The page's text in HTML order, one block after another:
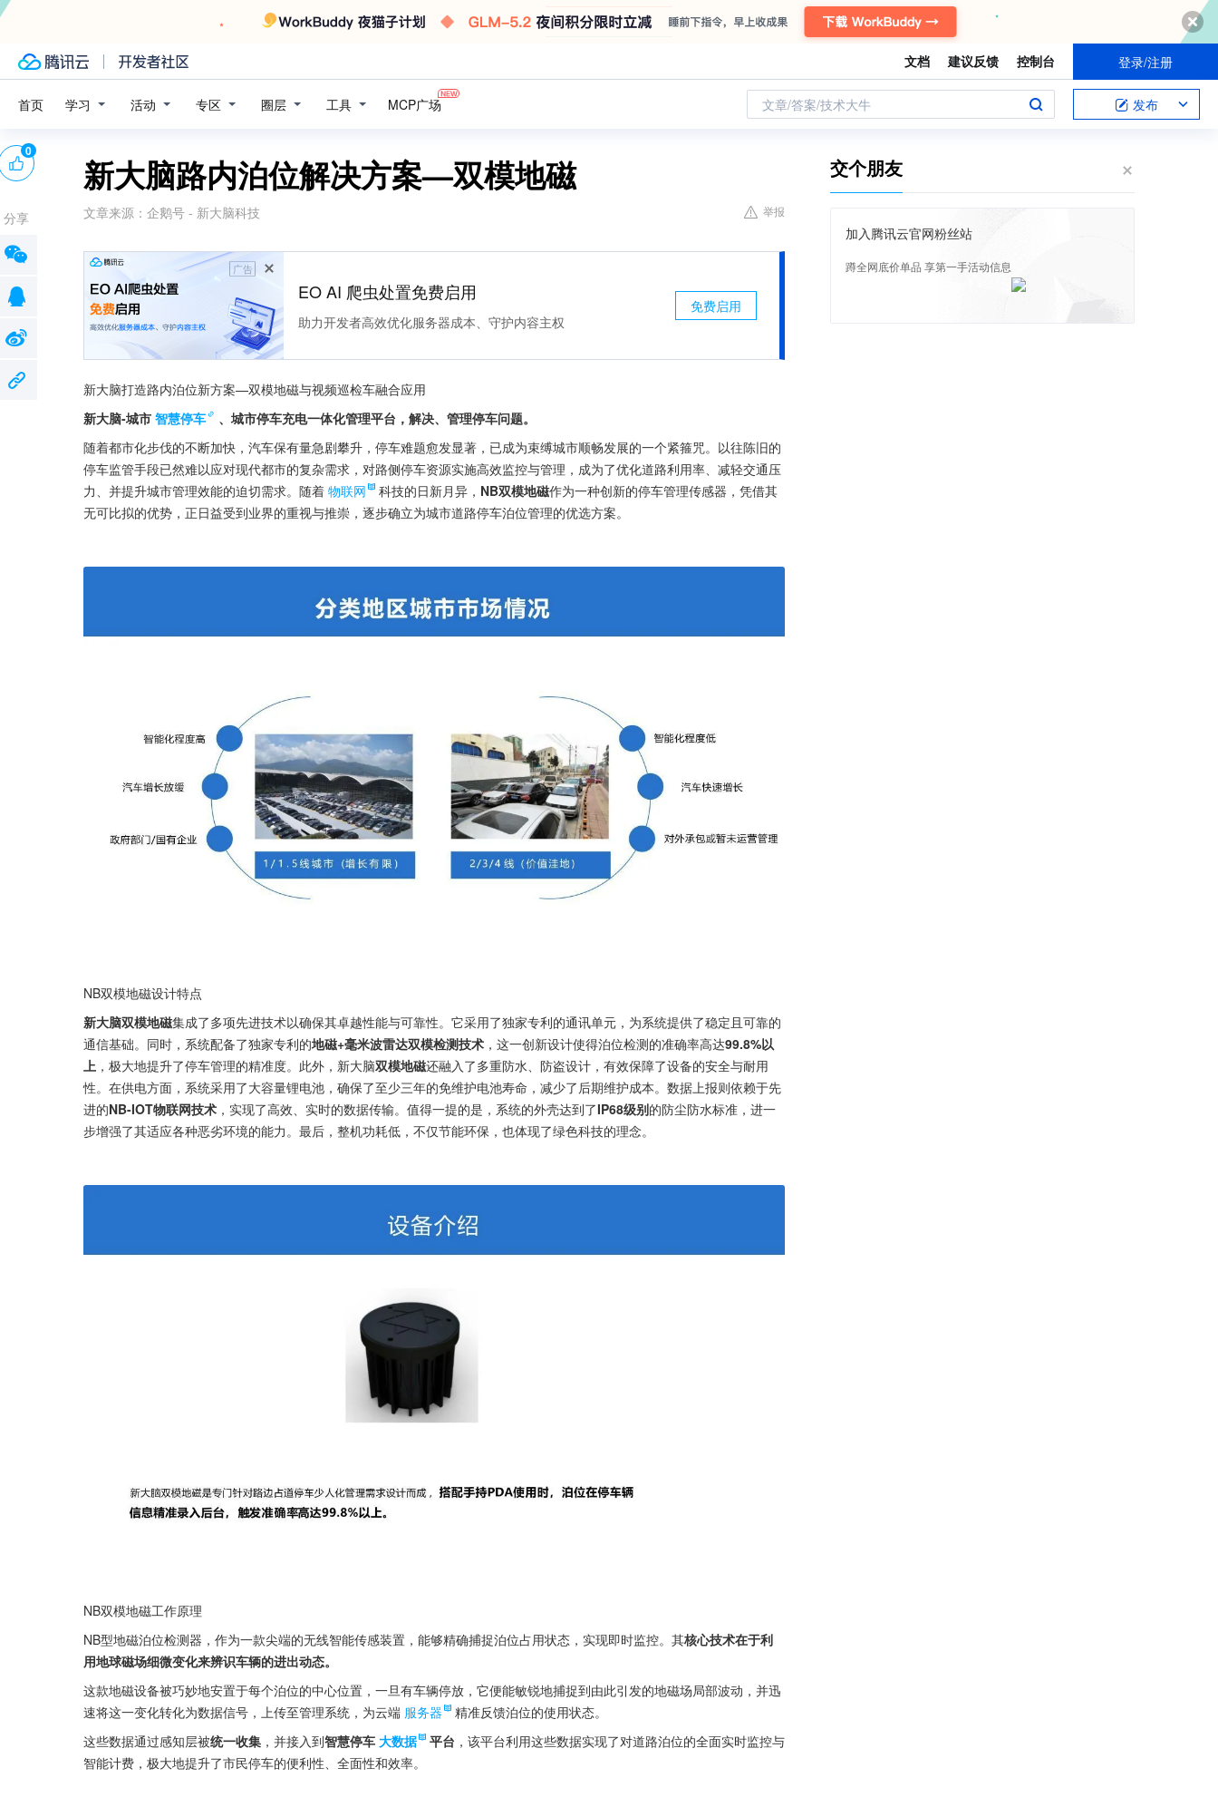
文档 建议反馈 控制台 登录/注册
首页 学习 活动 专区 圈层 工具 MCP广场 文章/答案/技术大牛 发布
新大脑路内泊位解决方案—双模地磁
文章来源： 企鹅号 - 新大脑科技 举报
广告
EO AI 爬虫处置免费启用
助力开发者高效优化服务器成本、守护内容主权
免费启用
新大脑打造路内泊位新方案—双模地磁与视频巡检车融合应用
新大脑-城市 智慧停车
、城市停车充电一体化管理平台，解决、管理停车问题。
随着都市化步伐的不断加快，汽车保有量急剧攀升，停车难题愈发显著，已成为束缚城市顺畅发展的一个紧箍咒。以往陈旧的
停车监管手段已然难以应对现代都市的复杂需求，对路侧停车资源实施高效监控与管理，成为了优化道路利用率、减轻交通压
力、并提升城市管理效能的迫切需求。随着 物联网 科技的日新月异， NB双模地磁作为一种创新的停车管理传感器，凭借其
无可比拟的优势，正日益受到业界的重视与推崇，逐步确立为城市道路停车泊位管理的优选方案。
NB双模地磁设计特点
新大脑双模地磁集成了多项先进技术以确保其卓越性能与可靠性。它采用了独家专利的通讯单元，为系统提供了稳定且可靠的
通信基础。同时，系统配备了独家专利的地磁+毫米波雷达双模检测技术 ，这一创新设计使得泊位检测的准确率高达99.8%以
上 ，极大地提升了停车管理的精准度。此外，新大脑双模地磁还融入了多重防水、防盗设计，有效保障了设备的安全与耐用
性。在供电方面，系统采用了大容量锂电池，确保了至少三年的免维护电池寿命，减少了后期维护成本。数据上报则依赖于先
进的NB-IOT物联网技术 ，实现了高效、实时的数据传输。值得一提的是，系统的外壳达到了IP68级别的防尘防水标准，进一
步增强了其适应各种恶劣环境的能力。最后，整机功耗低，不仅节能环保，也体现了绿色科技的理念。
NB双模地磁工作原理
NB型地磁泊位检测器，作为一款尖端的无线智能传感装置，能够精确捕捉泊位占用状态，实现即时监控。其核心技术在于利
用地球磁场细微变化来辨识车辆的进出动态。
这款地磁设备被巧妙地安置于每个泊位的中心位置，一旦有车辆停放，它便能敏锐地捕捉到由此引发的地磁场局部波动，并迅
速将这一变化转化为数据信号，上传至管理系统，为云端 服务器
精准反馈泊位的使用状态。
这些数据通过感知层被统一收集 ，并接入到智慧停车 大数据 平台 ，该平台利用这些数据实现了对道路泊位的全面实时监控与
智能计费，极大地提升了市民停车的便利性、全面性和效率。
0
分享
交个朋友
加入腾讯云官网粉丝站
蹲全网底价单品 享第一手活动信息